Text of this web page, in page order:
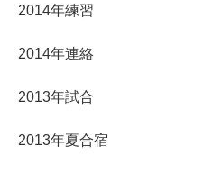
2014年練習
2014年連絡
2013年試合
2013年夏合宿